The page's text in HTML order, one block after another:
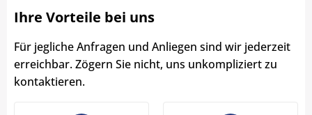
Ihre Vorteile bei uns
Für jegliche Anfragen und Anliegen sind wir jederzeit
erreichbar. Zögern Sie nicht, uns unkompliziert zu
kontaktieren.